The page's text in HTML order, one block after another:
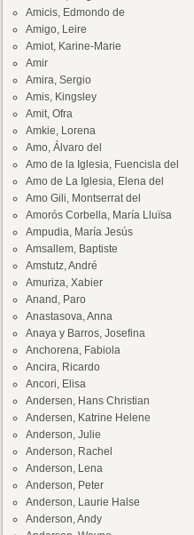
Amicis, Edmondo de
Amigo, Leire
Amiot, Karine-Marie
Amir
Amira, Sergio
Amis, Kingsley
Amit, Ofra
Amkie, Lorena
Amo, Álvaro del
Amo de la Iglesia, Fuencisla del
Amo de La Iglesia, Elena del
Amo Gili, Montserrat del
Amorós Corbella, María Lluïsa
Ampudia, María Jesús
Amsallem, Baptiste
Amstutz, André
Amuriza, Xabier
Anand, Paro
Anastasova, Anna
Anaya y Barros, Josefina
Anchorena, Fabiola
Ancira, Ricardo
Ancori, Elisa
Andersen, Hans Christian
Andersen, Katrine Helene
Anderson, Julie
Anderson, Rachel
Anderson, Lena
Anderson, Peter
Anderson, Laurie Halse
Anderson, Andy